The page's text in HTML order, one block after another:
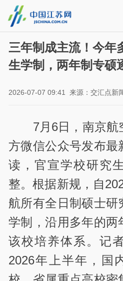
三年制成主流！今年
生学制，两年制专硕
2026-07-07 09:41 来源：交汇点新
7月6日，南京
方微信公众号发布最
读，官宣学校研究
整。根据新规，自
航所有全日制硕士研
学制，沿用多年的两
该校培养体系。记
2026年上半年，国